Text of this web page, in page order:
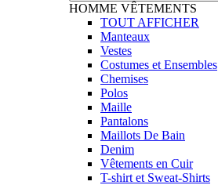
HOMME VÊTEMENTS
TOUT AFFICHER
Manteaux
Vestes
Costumes et Ensembles
Chemises
Polos
Maille
Pantalons
Maillots De Bain
Denim
Vêtements en Cuir
T-shirt et Sweat-Shirts